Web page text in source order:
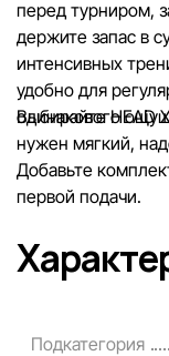
перед турниром,
держите запас в
интенсивных
удобно для
одинакового
Выбирайте HEAD
нужен мягкий,
Добавьте
первой подачи.
Подкатегория